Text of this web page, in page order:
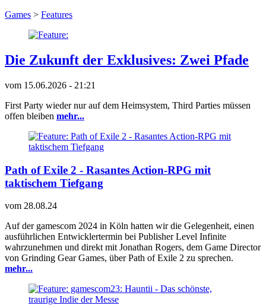
Games > Features
Die Zukunft der Exklusives: Zwei Pfade
vom 15.06.2026 - 21:21
First Party wieder nur auf dem Heimsystem, Third Parties müssen
offen bleiben mehr...
Path of Exile 2 - Rasantes Action-RPG mit
taktischem Tiefgang
vom 28.08.24
Auf der gamescom 2024 in Köln hatten wir die Gelegenheit, einen
ausführlichen Entwicklertermin bei Publisher Level Infinite
wahrzunehmen und direkt mit Jonathan Rogers, dem Game Director
von Grinding Gear Games, über Path of Exile 2 zu sprechen.
mehr...